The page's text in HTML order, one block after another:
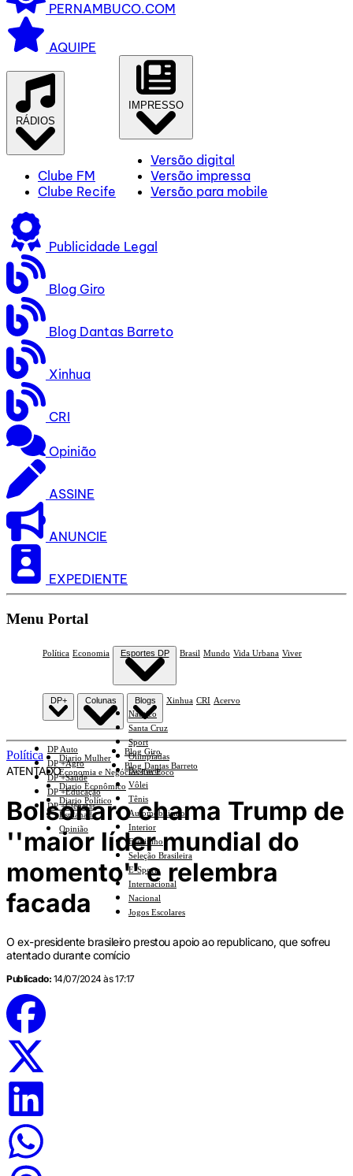
PERNAMBUCO.COM
AQUIPE
RÁDIOS
Clube FM
Clube Recife
IMPRESSO
Versão digital
Versão impressa
Versão para mobile
Publicidade Legal
Blog Giro
Blog Dantas Barreto
Xinhua
CRI
Opinião
ASSINE
ANUNCIE
EXPEDIENTE
Menu Portal
Política Economia Esportes DP
Náutico
Santa Cruz
Sport
Olimpíadas
Basquete
Vôlei
Tênis
Automobilismo
Interior
Feminino
Seleção Brasileira
E-Sports
Internacional
Nacional
Jogos Escolares
Brasil Mundo Vida Urbana Viver
DP+
DP Auto
DP +Agro
DP +Saúde
DP +Educação
DP +Ciências
Colunas
Diario Mulher
Economia e Negócios Em Foco
Diario Econômico
Diario Político
Esplanada
Opinião
Blogs
Blog Giro
Blog Dantas Barreto
Xinhua CRI Acervo
Política
ATENTADO
Bolsonaro chama Trump de
''maior líder mundial do
momento'' e relembra
facada
O ex-presidente brasileiro prestou apoio ao republicano, que sofreu
atentado durante comício
Publicado: 14/07/2024 às 17:17